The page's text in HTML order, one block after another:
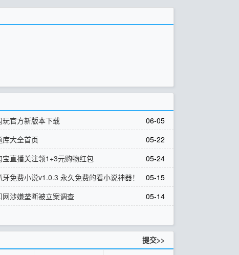
06-05
玩官方新版本下载
05-22
库大全首页
05-24
宝直播关注领1+3元购物红包
05-15
牙免费小说v1.0.3 永久免费的看小说神器！
05-14
网涉嫌垄断被立案调查
提交>>